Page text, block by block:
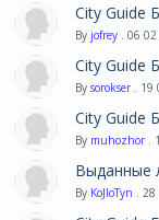
City Guide
By jofrey . 06 02
City Guide
By sorokser . 19
City Guide
By muhozhor .
Выданные
By KoJIoTyn . 28